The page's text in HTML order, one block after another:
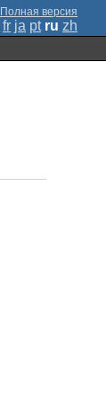
Полная версия
fr ja pt ru zh